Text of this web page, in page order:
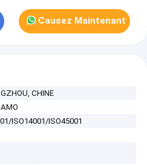
Causez Maintenant
CHINE
ISO14001/ISO45001